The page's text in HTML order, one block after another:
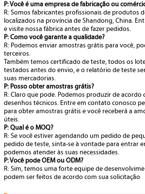
P: Você é uma empresa de fabricação ou
R: Somos fabricantes profissionais de produtos
localizados na província de Shandong, China.
e visite nossa fábrica antes de fazer pedidos.
P: Como você garante a qualidade?
R: Podemos enviar amostras grátis para você,
terceiros.
Também temos certificado de teste, todos os
testados antes do envio, e o relatório de teste
suas mercadorias.
P: Posso obter amostras grátis?
R: Claro que pode. Podemos produzir de acordo
desenhos técnicos. Entre em contato conosco
para obter amostras grátis e você receberá a
úteis.
P: Qual é o MOQ?
R: Se você estiver agendando um pedido de
pedido de teste, sinta-se à vontade para entrar
podemos atender às suas necessidades.
P: Você pode OEM ou ODM?
R: Sim, temos uma forte equipe de
podem ser feitos de acordo com sua solicitação